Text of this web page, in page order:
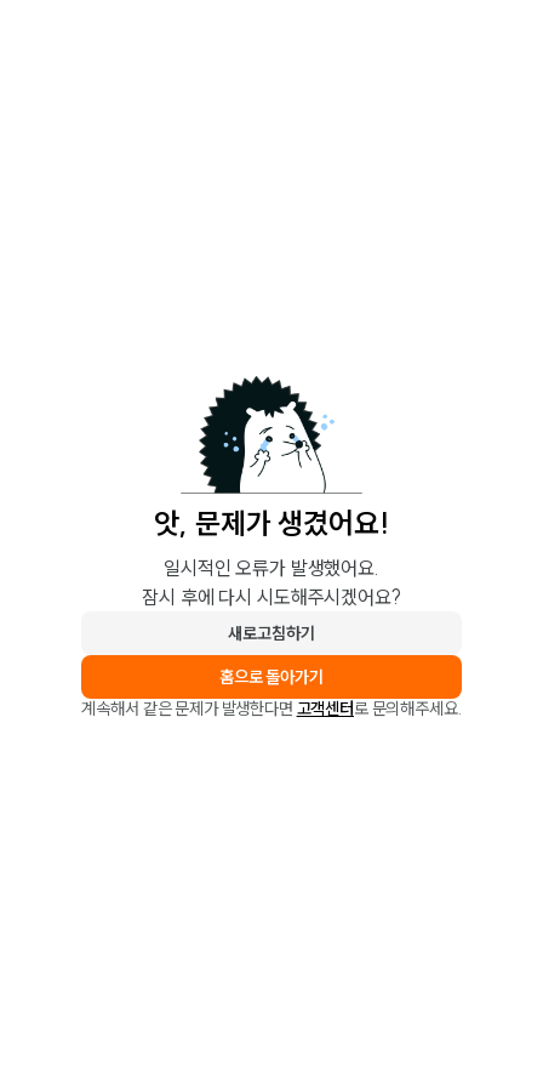
앗, 문제가 생겼어요!
일시적인 오류가 발생했어요.
잠시 후에 다시 시도해주시겠어요?
새로고침하기
홈으로 돌아가기
계속해서 같은 문제가 발생한다면 고객센터로 문의해주세요.